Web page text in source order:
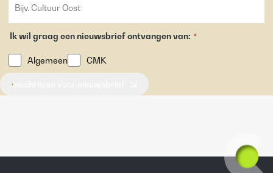
Ik wil graag een nieuwsbrief ontvangen van: *
Algemeen CMK
Inschrijven voor nieuwsbrief